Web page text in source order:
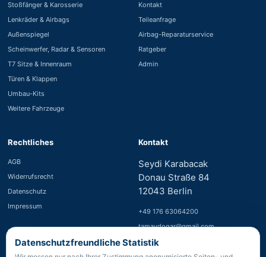
Stoßfänger & Karosserie
Lenkräder & Airbags
Außenspiegel
Scheinwerfer, Radar & Sensoren
T7 Sitze & Innenraum
Türen & Klappen
Umbau-Kits
Weitere Fahrzeuge
Kontakt
Teileanfrage
Airbag-Reparaturservice
Ratgeber
Admin
Rechtliches
AGB
Widerrufsrecht
Datenschutz
Impressum
Zahlung
Kontakt
Seydi Karabacak
Donau Straße 84
12043 Berlin
+49 176 63064200
tamaydogar@gmail.com
Datenschutzfreundliche Statistik